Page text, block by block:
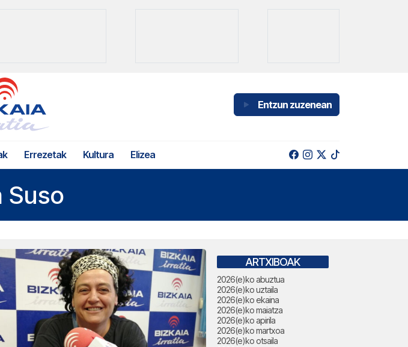
Entzun zuzenean
Errezetak Kultura Elizea
Suso
ARTXIBOAK
2026(e)ko abuztua
2026(e)ko uztaila
2026(e)ko ekaina
2026(e)ko maiatza
2026(e)ko apirila
2026(e)ko martxoa
2026(e)ko otsaila